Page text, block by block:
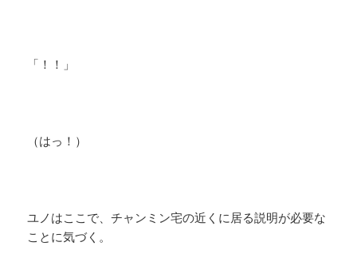
「！！」
（はっ！）
ユノはここで、チャンミン宅の近くに居る説明が必要な
ことに気づく。